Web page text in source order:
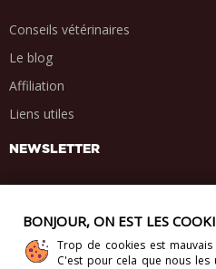
Conseils vétérinaires
Le blog
Affiliation
Liens utiles
NEWSLETTER
PARTAGE SOCIAL
BONJOUR, ON EST LES
Trop de cookies est
C'est pour cela que nous